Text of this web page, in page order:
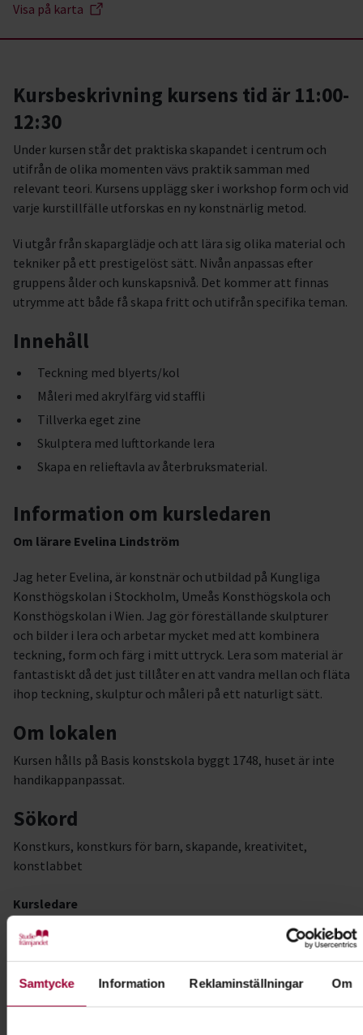
Samtycke Information Reklaminställningar Om
Visa på karta
Kursbeskrivning kursens tid är 11:00-
12:30
Under kursen står det praktiska skapandet i centrum och
utifrån de olika momenten vävs praktik samman med
relevant teori. Kursens upplägg sker i workshop form och vid
varje kurstillfälle utforskas en ny konstnärlig metod.
Vi utgår från skaparglädje och att lära sig olika material och
tekniker på ett prestigelöst sätt. Nivån anpassas efter
gruppens ålder och kunskapsnivå. Det kommer att finnas
utrymme att både få skapa fritt och utifrån specifika teman.
Innehåll
Teckning med blyerts/kol
Måleri med akrylfärg vid staffli
Tillverka eget zine
Skulptera med lufttorkande lera
Skapa en relieftavla av återbruksmaterial.
Information om kursledaren
Om lärare Evelina Lindström
Jag heter Evelina, är konstnär och utbildad på Kungliga
Konsthögskolan i Stockholm, Umeås Konsthögskola och
Konsthögskolan i Wien. Jag gör föreställande skulpturer
och bilder i lera och arbetar mycket med att kombinera
teckning, form och färg i mitt uttryck. Lera som material är
fantastiskt då det just tillåter en att vandra mellan och fläta
ihop teckning, skulptur och måleri på ett naturligt sätt.
Om lokalen
Kursen hålls på Basis konstskola byggt 1748, huset är inte
handikappanpassat.
Sökord
Konstkurs, konstkurs för barn, skapande, kreativitet,
konstlabbet
Kursledare
Evelina Lindström
Kontakt